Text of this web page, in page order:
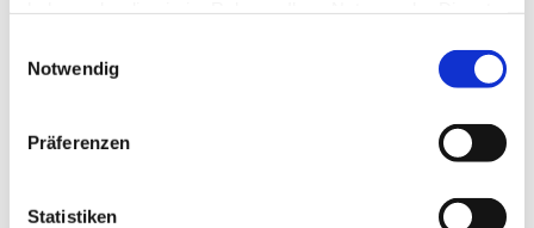
Notwendig
Präferenzen
Statistiken
Dies könnte Sie auch interessieren